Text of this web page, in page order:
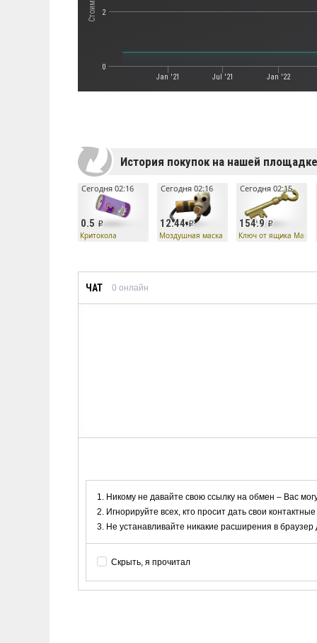
Jan '21 Jul '21 Jan '22
0
2
История покупок на нашей площадке
0.5
Сегодня 02:16
Критокола
12.44
Сегодня 02:16
Моздушная маска
154.9
Сегодня 02:15
Ключ от ящика Манн
ЧАТ 0 онлайн
Никому не давайте свою ссылку на обмен – Вас
Игнорируйте всех, кто просит дать свои
Не устанавливайте никакие расширения в
Скрыть, я прочитал